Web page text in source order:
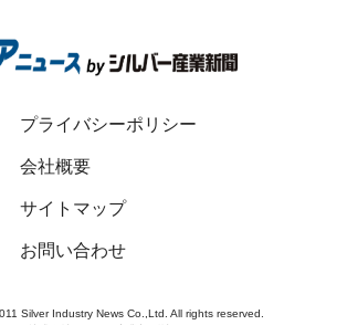
プライバシーポリシー
会社概要
サイトマップ
お問い合わせ
Silver Industry News Co.,Ltd. All rights reserved.